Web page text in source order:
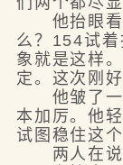
他抬眼看
么？154试
象就是这样
定。这次刚
他皱了一
本加厉。他
试图稳住这
两人在说